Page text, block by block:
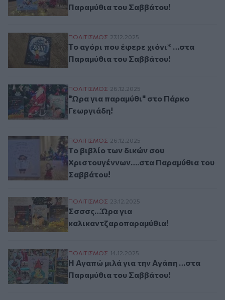
Παραμύθια του Σαββάτου!
Το αγόρι που έφερε χιόνι* …στα
ΠΟΛΙΤΙΣΜΟΣ 27.12.2025
Το αγόρι που έφερε χιόνι* …στα
Παραμύθια του Σαββάτου!
"Ώρα για παραμύθι" στο Πάρκο
ΠΟΛΙΤΙΣΜΟΣ 26.12.2025
"Ώρα για παραμύθι" στο Πάρκο
Γεωργιάδη!
Το βιβλίο των δικών σου
ΠΟΛΙΤΙΣΜΟΣ 26.12.2025
Το βιβλίο των δικών σου
Χριστουγέννων….στα Παραμύθια του
Σαββάτου!
Σσσσς…Ώρα για
ΠΟΛΙΤΙΣΜΟΣ 23.12.2025
Σσσσς…Ώρα για
καλικαντζαροπαραμύθια!
Η Αγαπώ μιλά για την Αγάπη …στα
ΠΟΛΙΤΙΣΜΟΣ 14.12.2025
Η Αγαπώ μιλά για την Αγάπη …στα
Παραμύθια του Σαββάτου!